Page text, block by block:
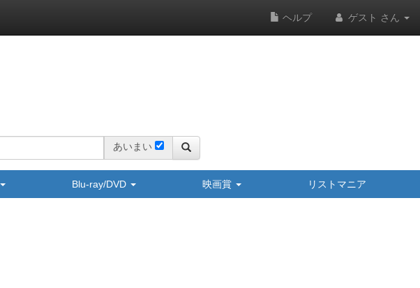
ヘルプ ゲスト さん
あいまい
Blu-ray/DVD 映画賞 リストマニア